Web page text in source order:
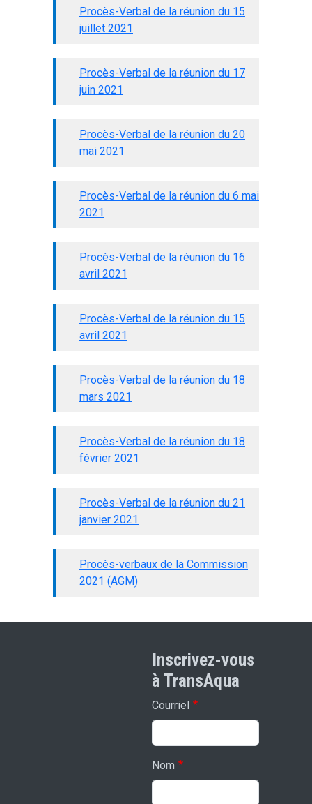
Procès-Verbal de la réunion du 15
juillet 2021
Procès-Verbal de la réunion du 17
juin 2021
Procès-Verbal de la réunion du 20
mai 2021
Procès-Verbal de la réunion du 6 mai
2021
Procès-Verbal de la réunion du 16
avril 2021
Procès-Verbal de la réunion du 15
avril 2021
Procès-Verbal de la réunion du 18
mars 2021
Procès-Verbal de la réunion du 18
février 2021
Procès-Verbal de la réunion du 21
janvier 2021
Procès-verbaux de la Commission
2021 (AGM)
Inscrivez-vous
à TransAqua
Courriel
Nom